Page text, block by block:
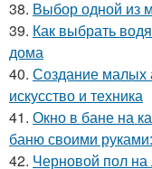
38. Выбор одной из
39. Как выбрать
дома
40. Создание малых
искусство и техника
41. Окно в бане на
баню своими
42. Черновой пол на